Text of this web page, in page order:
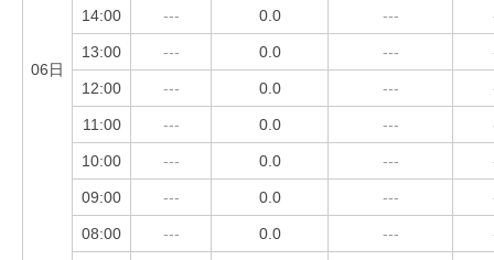
06日
14:00 --- 0.0 ---
13:00 --- 0.0 ---
12:00 --- 0.0 ---
11:00 --- 0.0 ---
10:00 --- 0.0 ---
09:00 --- 0.0 ---
08:00 --- 0.0 ---